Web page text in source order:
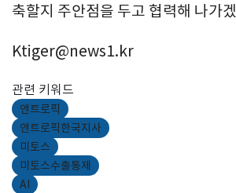
축할지 주안점을 두고 협력해 나가
Ktiger@news1.kr
관련 키워드
앤트로픽
앤트로픽한국지사
미토스
미토스수출통제
AI